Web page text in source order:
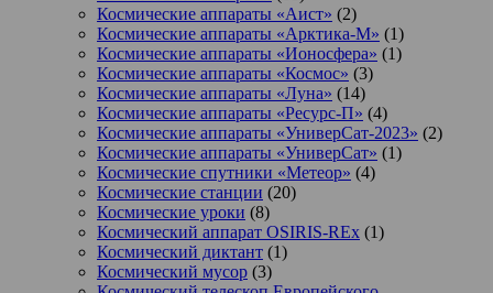
Космические аппараты «Аист» (2)
Космические аппараты «Арктика-М» (1)
Космические аппараты «Ионосфера» (1)
Космические аппараты «Космос» (3)
Космические аппараты «Луна» (14)
Космические аппараты «Ресурс-П» (4)
Космические аппараты «УниверСат-2023» (2)
Космические аппараты «УниверСат» (1)
Космические спутники «Метеор» (4)
Космические станции (20)
Космические уроки (8)
Космический аппарат OSIRIS-REx (1)
Космический диктант (1)
Космический мусор (3)